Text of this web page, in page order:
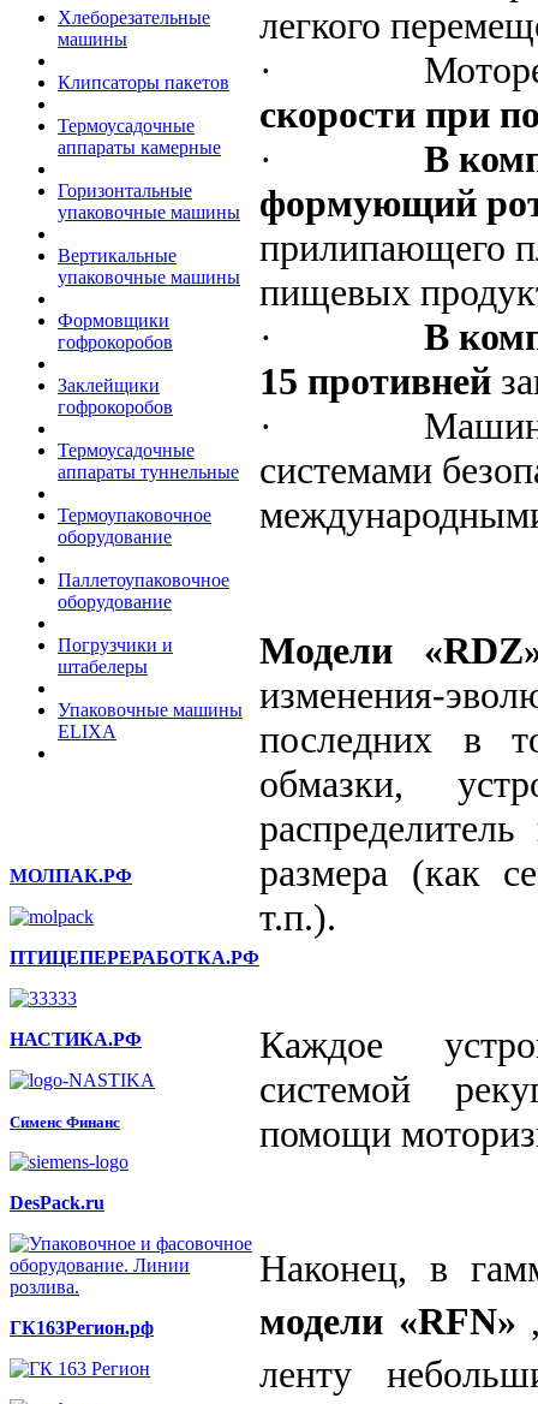
Хлеборезательные
машины
Клипсаторы пакетов
Термоусадочные
аппараты камерные
Горизонтальные
упаковочные машины
Вертикальные
упаковочные машины
Формовщики
гофрокоробов
Заклейщики
гофрокоробов
Термоусадочные
аппараты туннельные
Термоупаковочное
оборудование
Паллетоупаковочное
оборудование
Погрузчики и
штабелеры
Упаковочные машины
ELIXA
МОЛПАК.РФ
ПТИЦЕПЕРЕРАБОТКА.РФ
НАСТИКА.РФ
Сименс Финанс
DesPack.ru
ГК163Регион.рф
легкого
·
скорости при
·
В
формующий
прилипающего
пищевых
·
В
15 противней
·
системами
Модели
изменения-
последних в
обмазки,
размера (как
т.п.).
Каждое
системой
помощи
Наконец, в
модели «RFN»
ленту